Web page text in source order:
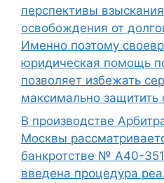
перспективы
освобождения от
Именно поэтому
юридическая помощь
позволяет избежать
максимально защитить
В производстве
Москвы
банкротстве № А40-
введена процедура